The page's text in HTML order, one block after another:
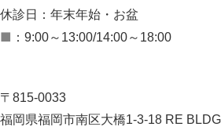
休診日：年末年始・お盆
■ ：9:00～13:00/14:00～18:00
〒815-0033
福岡県福岡市南区大橋1-3-18 RE